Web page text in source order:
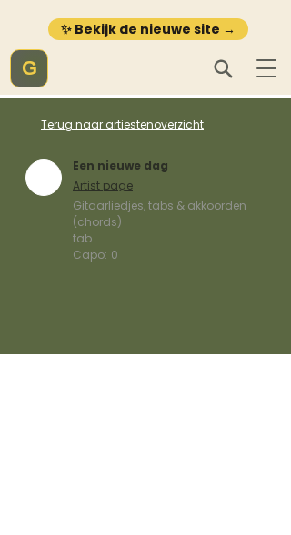
✨ Bekijk de nieuwe site →
G
Terug naar artiestenoverzicht
Een nieuwe dag
Artist page
Gitaarliedjes, tabs & akkoorden
(chords)
tab
Capo: 0